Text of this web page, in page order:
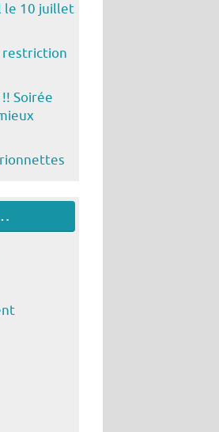
le 10 juillet
restriction
Soirée